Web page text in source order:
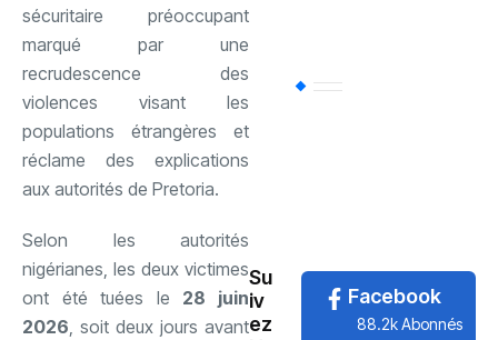
sécuritaire préoccupant
marqué par une
recrudescence des
violences visant les
populations étrangères et
réclame des explications
aux autorités de Pretoria.
Selon les autorités
nigérianes, les deux victimes
ont été tuées le 28 juin
2026, soit deux jours avant
Su
iv
ez
Facebook
88.2k Abonnés